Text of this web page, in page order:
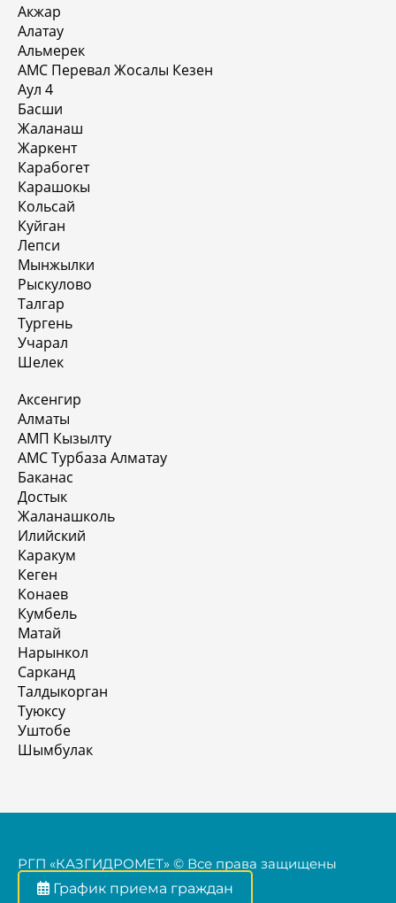
Акжар
Алатау
Альмерек
АМС Перевал Жосалы Кезен
Аул 4
Басши
Жаланаш
Жаркент
Карабогет
Карашокы
Кольсай
Куйган
Лепси
Мынжылки
Рыскулово
Талгар
Тургень
Учарал
Шелек
Аксенгир
Алматы
АМП Кызылту
АМС Турбаза Алматау
Баканас
Достык
Жаланашколь
Илийский
Каракум
Кеген
Конаев
Кумбель
Матай
Нарынкол
Сарканд
Талдыкорган
Туюксу
Уштобе
Шымбулак
РГП «КАЗГИДРОМЕТ» © Все права защищены
График приема граждан